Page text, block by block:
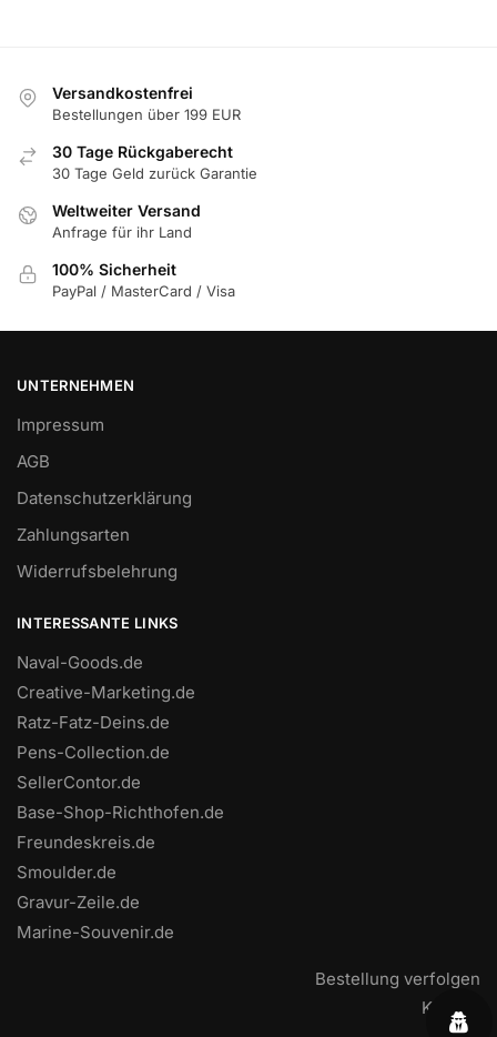
Versandkostenfrei
Bestellungen über 199 EUR
30 Tage Rückgaberecht
30 Tage Geld zurück Garantie
Weltweiter Versand
Anfrage für ihr Land
100% Sicherheit
PayPal / MasterCard / Visa
UNTERNEHMEN
Impressum
AGB
Datenschutzerklärung
Zahlungsarten
Widerrufsbelehrung
INTERESSANTE LINKS
Naval-Goods.de
Creative-Marketing.de
Ratz-Fatz-Deins.de
Pens-Collection.de
SellerContor.de
Base-Shop-Richthofen.de
Freundeskreis.de
Smoulder.de
Gravur-Zeile.de
Marine-Souvenir.de
Bestellung verfolgen
Kontakt